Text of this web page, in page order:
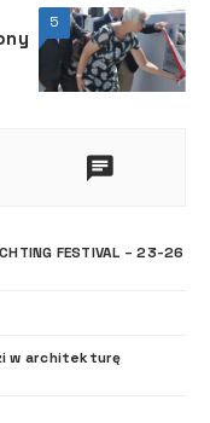
5
FESTIVAL – 23-26
w architekturę